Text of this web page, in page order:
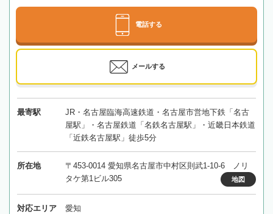
電話する
メールする
最寄駅
JR・名古屋臨海高速鉄道・名古屋市営地下鉄「名古
屋駅」・名古屋鉄道「名鉄名古屋駅」・近畿日本鉄道
「近鉄名古屋駅」徒歩5分
所在地
〒453-0014 愛知県名古屋市中村区則武1-10-6 ノリ
タケ第1ビル305
地図
対応エリア 愛知